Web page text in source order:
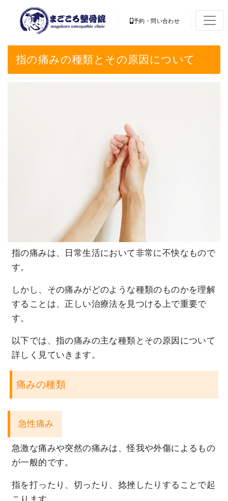
予約・問い合わせ
指の痛みの種類とその原因について
指の痛みは、日常生活において非常に不快なもので
す。
しかし、 その痛みがどのような種類のものかを理解
することは、 正しい治療法を見つける上で重要で
す。
以下では、 指の痛みの主な種類とその原因について
詳しく見ていきます。
痛みの種類
急性痛み
急激な痛みや突然の痛みは、怪我や外傷によるもの
が一般的です。
指を打ったり、切ったり、捻挫したりすることで起
こります。